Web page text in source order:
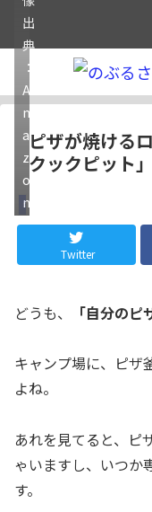
ピザが焼ける
クックピット
ギア
出
典
：
A
m
a
z
o
n
Twitter
どうも、 「自分のピ
キャンプ場に、ピザ
よね。
あれを見てると、ピ
ゃいますし、いつか
す。